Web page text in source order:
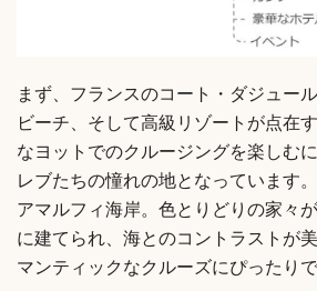
まず、フランスのコート・ダジュー
ビーチ、そして高級リゾートが点在
なヨットでのクルージングを楽しむ
レブたちの憧れの地となっています
アマルフィ海岸。色とりどりの家々
に建てられ、海とのコントラストが
マンティックなクルーズにぴったりで